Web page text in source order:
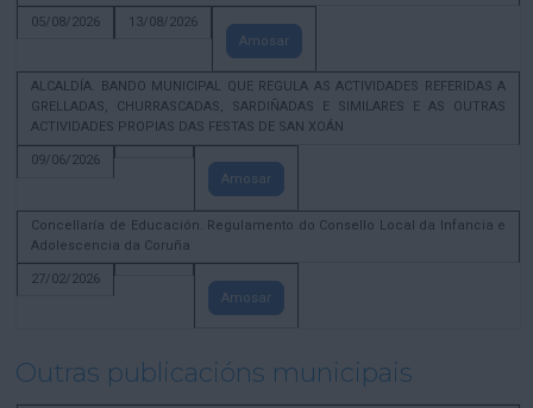
05/08/2026
13/08/2026
Amosar
ALCALDÍA. BANDO MUNICIPAL QUE REGULA AS ACTIVIDADES REFERIDAS A
GRELLADAS, CHURRASCADAS, SARDIÑADAS E SIMILARES E AS OUTRAS
ACTIVIDADES PROPIAS DAS FESTAS DE SAN XOÁN
09/06/2026
Amosar
Concellaría de Educación. Regulamento do Consello Local da Infancia e
Adolescencia da Coruña
27/02/2026
Amosar
Outras publicacións municipais